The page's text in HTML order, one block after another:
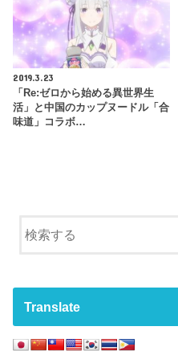
2019.3.23
「Re:ゼロから始める異世界生
活」と中国のカップヌードル「合
味道」コラボ…
Translate